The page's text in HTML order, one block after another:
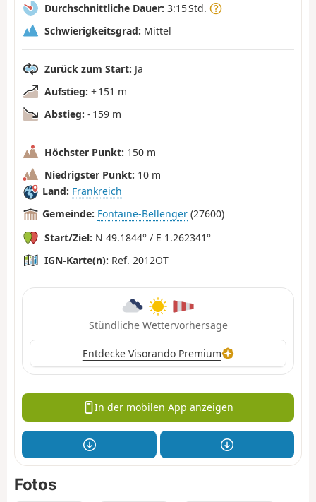
Durchschnittliche Dauer: 3:15 Std.
Schwierigkeitsgrad: Mittel
Zurück zum Start: Ja
Aufstieg: + 151 m
Abstieg: - 159 m
Höchster Punkt: 150 m
Niedrigster Punkt: 10 m
Land: Frankreich
Gemeinde: Fontaine-Bellenger (27600)
Start/Ziel: N 49.1844° / E 1.262341°
IGN-Karte(n): Ref. 2012OT
Stündliche Wettervorhersage
Entdecke Visorando Premium
In der mobilen App anzeigen
Fotos